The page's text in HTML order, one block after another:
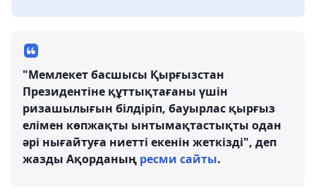
"Мемлекет басшысы Қырғызстан
Президентіне құттықтағаны үшін
ризашылығын білдіріп, бауырлас қырғыз
елімен көпжақты ынтымақтастықты одан
әрі нығайтуға ниетті екенін жеткізді", деп
жазды Ақорданың ресми сайты.